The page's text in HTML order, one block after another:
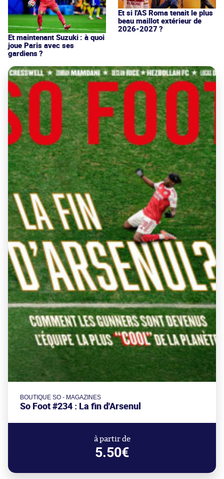
Et maintenant Suzuki : à quoi
joue Paris avec ses
gardiens ?
Et si l'AS Roma tenait le plus
beau maillot extérieur de
2026-2027 ?
BOUTIQUE SO - MAGAZINES
So Foot #234 : La fin d'Arsenul
à partir de
5.50€